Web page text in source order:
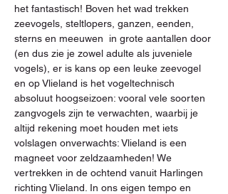
het fantastisch! Boven het wad trekken
zeevogels, steltlopers, ganzen, eenden,
sterns en meeuwen  in grote aantallen door
(en dus zie je zowel adulte als juveniele
vogels), er is kans op een leuke zeevogel
en op Vlieland is het vogeltechnisch
absoluut hoogseizoen: vooral vele soorten
zangvogels zijn te verwachten, waarbij je
altijd rekening moet houden met iets
volslagen onverwachts: Vlieland is een
magneet voor zeldzaamheden! We
vertrekken in de ochtend vanuit Harlingen
richting Vlieland. In ons eigen tempo en